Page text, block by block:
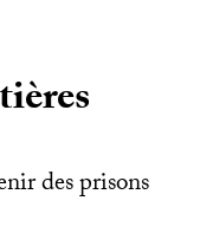
des prisons